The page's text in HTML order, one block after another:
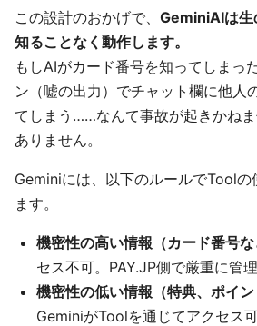
この設計のおかげで、 GeminiAIは生
知ることなく動作します。
もしAIがカード番号を知ってしまっ
ン（嘘の出力）でチャット欄に他人
てしまう……なんて事故が起きかね
ありません。
Geminiには、以下のルールでToolの
ます。
機密性の高い情報（カード番号な
セス不可。PAY.JP側で厳重に管理
機密性の低い情報（特典、ポイン
GeminiがToolを通じてアクセス可